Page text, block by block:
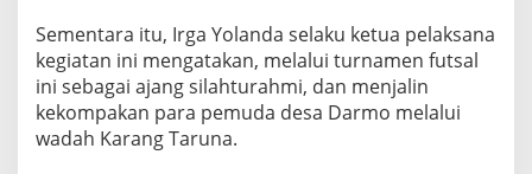
Sementara itu, Irga Yolanda selaku ketua pelaksana
kegiatan ini mengatakan, melalui turnamen futsal
ini sebagai ajang silahturahmi, dan menjalin
kekompakan para pemuda desa Darmo melalui
wadah Karang Taruna.